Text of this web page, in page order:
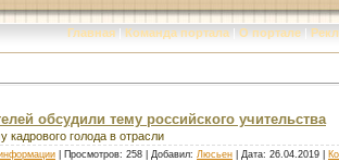
Главная | Команда портала | О портале |
обсудили тему российского учительства
кадрового голода в отрасли
| Просмотров: 258 | Добавил: Люсьен | Дата: 26.04.2019